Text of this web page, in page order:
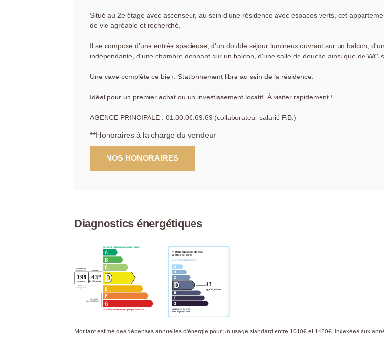
Situé au 2e étage avec ascenseur, au sein d'une résidence avec espaces verts, cet
de vie agréable et recherché.
Il se compose d'une entrée spacieuse, d'un double séjour lumineux ouvrant sur un balcon,
indépendante, d'une chambre donnant sur un balcon, d'une salle de douche ainsi que de WC
Une cave complète ce bien. Stationnement libre au sein de la résidence.
Idéal pour un premier achat ou un investissement locatif. À visiter rapidement !
AGENCE PRINCIPALE : 01.30.06.69.69 (collaborateur salarié F.B.)
**Honoraires à la charge du vendeur
NOS HONORAIRES
Diagnostics énergétiques
Montant estimé des dépenses annuelles d'énergie pour un usage standard entre 1010€ et 1420€. indexées aux